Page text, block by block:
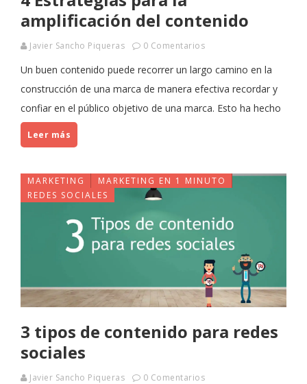
amplificación del contenido
Javier Sancho Piqueras 0 Comentarios
Un buen contenido puede recorrer un largo camino en la
construcción de una marca de manera efectiva recordar y
confiar en el público objetivo de una marca. Esto ha hecho
Leer más
MARKETING
MARKETING EN 1 MINUTO
REDES SOCIALES
3 tipos de contenido para redes
sociales
Javier Sancho Piqueras 0 Comentarios